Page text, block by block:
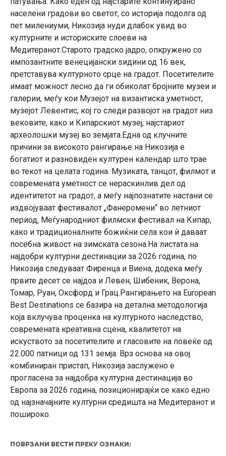
населени градови во светот, со историја подолга од
пет милениуми, Никозија нуди длабок увид во
културните и историските слоеви на
Медитеранот.Старото градско јадро, опкружено со
импозантните венецијански ѕидини од 16 век,
претставува културното срце на градот. Посетителите
имаат можност лесно да ги обиколат бројните музеи и
галерии, меѓу кои Музејот на византиска уметност,
музејот Левентис, кој го следи развојот на градот низ
вековите, како и Кипарскиот музеј, најстариот
археолошки музеј во земјата.Една од клучните
причини за високото рангирање на Никозија е
богатиот и разновиден културен календар што трае
во текот на целата година. Музиката, танцот, филмот и
современата уметност се нераскинлив дел од
идентитетот на градот, а меѓу најпознатите настани се
издвојуваат фестивалот „Фанеромени“ во летниот
период, Меѓународниот филмски фестивал на Кипар,
како и традиционалните божиќни села кои ѝ даваат
посебна живост на зимската сезона.На листата на
најдобри културни дестинации за 2026 година, по
Никозија следуваат Фиренца и Виена, додека меѓу
првите десет се најдоа и Левен, Шибеник, Верона,
Томар, Руан, Оксфорд и Грац.Рангирањето на European
Best Destinations се базира на детална методологија
која вклучува проценка на културното наследство,
современата креативна сцена, квалитетот на
искуството за посетителите и гласовите на повеќе од
22.000 патници од 131 земја. Врз основа на овој
комбиниран пристап, Никозија заслужено е
прогласена за најдобра културна дестинација во
Европа за 2026 година, позиционирајќи се како едно
од најзначајните културни средишта на Медитеранот и
пошироко.
ПОВРЗАНИ ВЕСТИ ПРЕКУ ОЗНАКИ: